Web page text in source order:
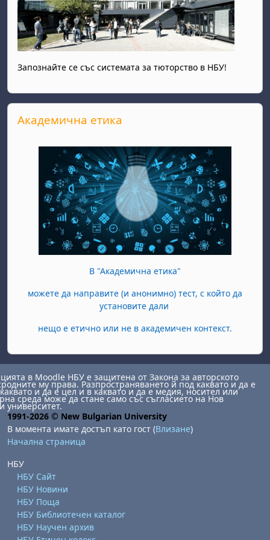
Запознайте се със системата за тюторство в НБУ!
Прескочи Академична етика
Академична етика
В "Академична етика"
можете да направите (и анонимно) тест, с който да
установите дали
нещо е етично или не в академичен контекст.
в Moodle НБУ е защитена от Закона за авторското
му права. Разпространяването й под каквато и да е
и да е цел и в каквато и да е медия, носител или
среда може да стане само със съгласието на Нов
университет.
1991-2026 © New Bulgarian University
В момента имате достъп като гост (Влизане)
Начална страница
НБУ
НБУ Сайт
НБУ Новини
НБУ Поща
НБУ Библиотечен каталог
НБУ Научен архив